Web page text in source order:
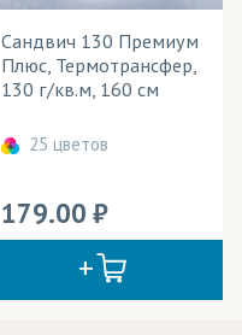
Сандвич 130 Премиум
Плюс, Термотрансфер,
130 г/кв.м, 160 см
25 цветов
179.00